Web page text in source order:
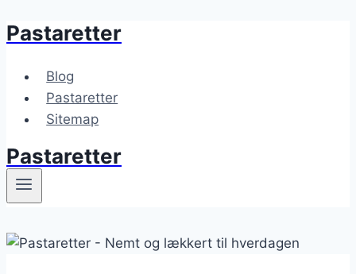
Fortsæt
indhold
Pastaretter
Blog
Pastaretter
Sitemap
Pastaretter